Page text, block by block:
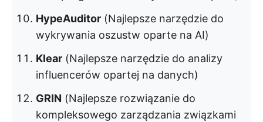
HypeAuditor (Najlepsze narzędzie do
wykrywania oszustw oparte na AI)
Klear (Najlepsze narzędzie do analizy
influencerów opartej na danych)
GRIN (Najlepsze rozwiązanie do
kompleksowego zarządzania związkami